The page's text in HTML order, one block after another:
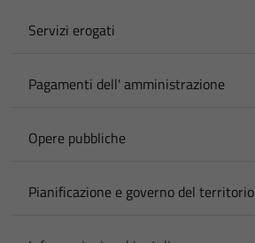
Servizi erogati
Pagamenti dell' amministrazione
Opere pubbliche
Pianificazione e governo del territorio